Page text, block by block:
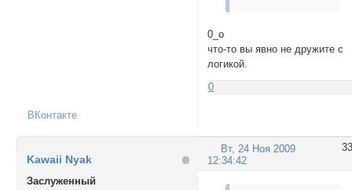
0_о
что-то вы явно не дружите с
логикой.
0
ВКонтакте
33
Вт, 24 Ноя 2009
12:34:42
Kawaii Nyak
Заслуженный